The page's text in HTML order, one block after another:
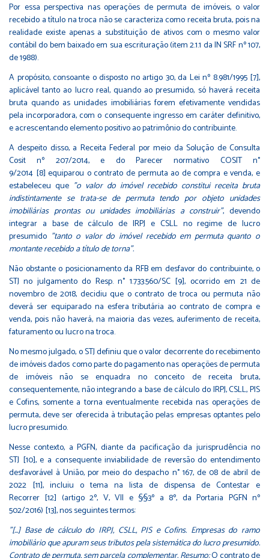
Por essa perspectiva nas operações de permuta de imóveis, o valor
recebido a título na troca não se caracteriza como receita bruta, pois na
realidade existe apenas a substituição de ativos com o mesmo valor
contábil do bem baixado em sua escrituração (item 2.1.1 da IN SRF nº 107,
de 1988).
A propósito, consoante o disposto no artigo 30, da Lei nº 8.981/1995 [7],
aplicável tanto ao lucro real, quando ao presumido, só haverá receita
bruta quando as unidades imobiliárias forem efetivamente vendidas
pela incorporadora, com o consequente ingresso em caráter definitivo,
e acrescentando elemento positivo ao patrimônio do contribuinte.
A despeito disso, a Receita Federal por meio da Solução de Consulta
Cosit nº 207/2014, e do Parecer normativo COSIT n°
9/2014 [8] equiparou o contrato de permuta ao de compra e venda, e
estabeleceu que "o valor do imóvel recebido constitui receita bruta
indistintamente se trata-se de permuta tendo por objeto unidades
imobiliárias prontas ou unidades imobiliárias a construir", devendo
integrar a base de cálculo de IRPJ e CSLL no regime de lucro
presumido "tanto o valor do imóvel recebido em permuta quanto o
montante recebido a título de torna".
Não obstante o posicionamento da RFB em desfavor do contribuinte, o
STJ no julgamento do Resp. n° 1.733.560/SC [9], ocorrido em 21 de
novembro de 2018, decidiu que o contrato de troca ou permuta não
deverá ser equiparado na esfera tributária ao contrato de compra e
venda, pois não haverá, na maioria das vezes, auferimento de receita,
faturamento ou lucro na troca.
No mesmo julgado, o STJ definiu que o valor decorrente do recebimento
de imóveis dados como parte do pagamento nas operações de permuta
de imóveis não se enquadra no conceito de receita bruta,
consequentemente, não integrando a base de cálculo do IRPJ, CSLL, PIS
e Cofins, somente a torna eventualmente recebida nas operações de
permuta, deve ser oferecida à tributação pelas empresas optantes pelo
lucro presumido.
Nesse contexto, a PGFN, diante da pacificação da jurisprudência no
STJ [10], e a consequente inviabilidade de reversão do entendimento
desfavorável à União, por meio do despacho n° 167, de 08 de abril de
2022 [11], incluiu o tema na lista de dispensa de Contestar e
Recorrer [12] (artigo 2º, V, VII e §§3º a 8º, da Portaria PGFN nº
502/2016) [13], nos seguintes termos:
"[...] Base de cálculo do IRPJ, CSLL, PIS e Cofins. Empresas do ramo
imobiliário que apuram seus tributos pela sistemática do lucro presumido.